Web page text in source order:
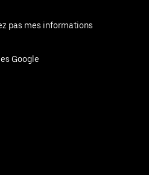
pas mes informations
Google